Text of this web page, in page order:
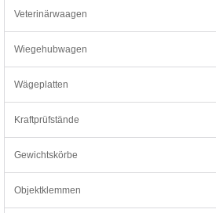
Veterinärwaagen
Wiegehubwagen
Wägeplatten
Kraftprüfstände
Gewichtskörbe
Objektklemmen